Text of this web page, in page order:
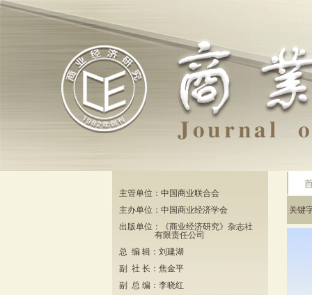
主管单位：中国商业联合会
主办单位：中国商业经济学会
出版单位：《商业经济研究》杂志社
有限责任公司
总 编 辑：刘建湖
副 社 长：焦金平
副 总 编：李晓红
关键